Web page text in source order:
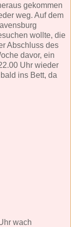
gekommen
weg. Auf dem
wollte, die
Abschluss des
davor, ein
Uhr wieder
ins Bett, da
wach